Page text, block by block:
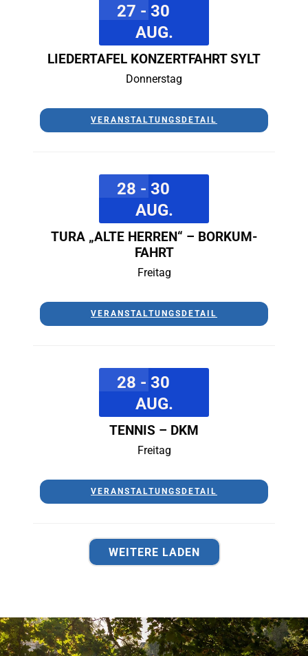
27 - 30
AUG.
LIEDERTAFEL KONZERTFAHRT SYLT
Donnerstag
VERANSTALTUNGSDETAIL
28 - 30
AUG.
TURA „ALTE HERREN“ – BORKUM-
FAHRT
Freitag
VERANSTALTUNGSDETAIL
28 - 30
AUG.
TENNIS – DKM
Freitag
VERANSTALTUNGSDETAIL
WEITERE LADEN